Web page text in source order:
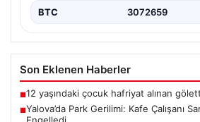
BTC 3072659
Son Eklenen Haberler
■12 yaşındaki çocuk hafriyat alınan
■Yalova’da Park Gerilimi: Kafe Çalışanı
Engelledi